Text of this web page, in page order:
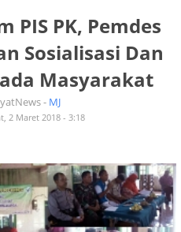
PIS PK, Pemdes
Sosialisasi Dan
Masyarakat
- MJ
2 Maret 2018 - 3:18